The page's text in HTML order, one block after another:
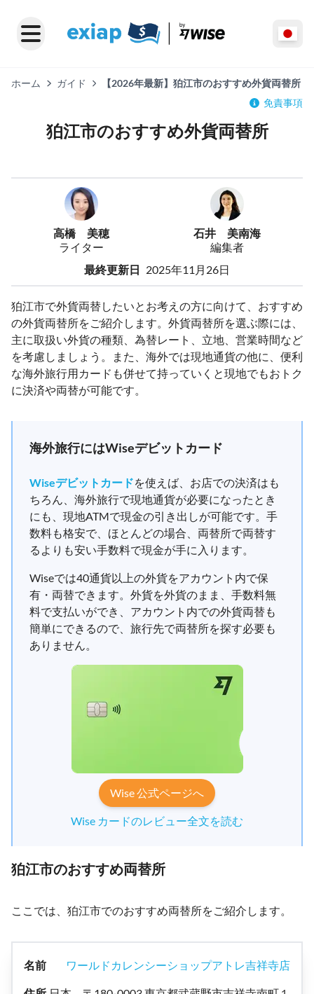
ホーム ガイド
【2026年最新】狛江市のおすすめ外貨両替所
免責事項
狛江市のおすすめ外貨両替所
高橋 美穂
ライター
石井 美南海
編集者
最終更新日 2025年11月26日
狛江市で外貨両替したいとお考えの方に向けて、おすすめ
の外貨両替所をご紹介します。外貨両替所を選ぶ際には、
主に取扱い外貨の種類、為替レート、立地、営業時間など
を考慮しましょう。また、海外では現地通貨の他に、便利
な海外旅行用カードも併せて持っていくと現地でもおトク
に決済や両替が可能です。
海外旅行にはWiseデビットカード
Wiseデビットカードを使えば、お店での決済はも
ちろん、海外旅行で現地通貨が必要になったとき
にも、現地ATMで現金の引き出しが可能です。手
数料も格安で、ほとんどの場合、両替所で両替す
るよりも安い手数料で現金が手に入ります。
Wiseでは40通貨以上の外貨をアカウント内で保
有・両替できます。外貨を外貨のまま、手数料無
料で支払いができ、アカウント内での外貨両替も
簡単にできるので、旅行先で両替所を探す必要も
ありません。
Wise 公式ページへ
Wise カードのレビュー全文を読む
狛江市のおすすめ両替所
ここでは、狛江市でのおすすめ両替所をご紹介します。
ワールドカレンシーショップアトレ吉祥寺店